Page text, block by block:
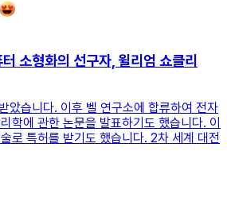
소형화의 선구자, 윌리엄 쇼클리
았습니다. 이후 벨 연구소에 합류하여 전자
학에 관한 논문을 발표하기도 했습니다. 이
로 특허를 받기도 했습니다. 2차 세계 대전